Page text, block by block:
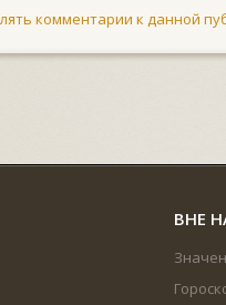
комментарии к данной
ВНЕ